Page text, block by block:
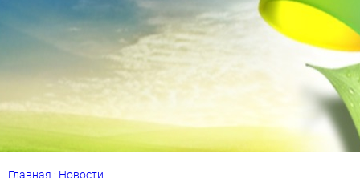
Главная : Новости